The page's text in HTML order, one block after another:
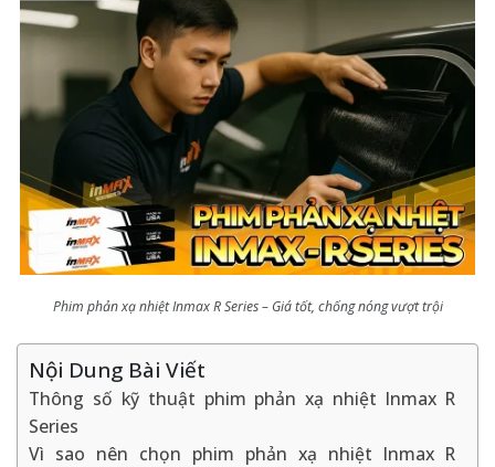
Phim phản xạ nhiệt Inmax R Series – Giá tốt, chống nóng vượt trội
Nội Dung Bài Viết
Thông số kỹ thuật phim phản xạ nhiệt Inmax R
Series
Vì sao nên chọn phim phản xạ nhiệt Inmax R